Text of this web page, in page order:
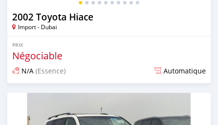
2002 Toyota Hiace
Import - Dubai
PRIX
Négociable
N/A (Essence) Automatique
Publié il y a presque 6 ans